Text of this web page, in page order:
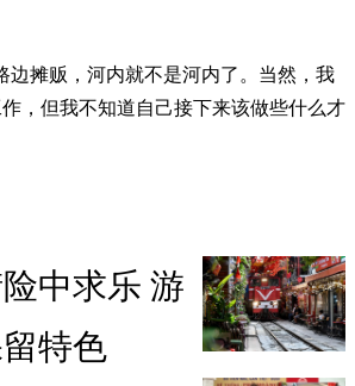
边摊贩，河内就不是河内了。当然，我
，但我不知道自己接下来该做些什么才
中求乐 游
特色